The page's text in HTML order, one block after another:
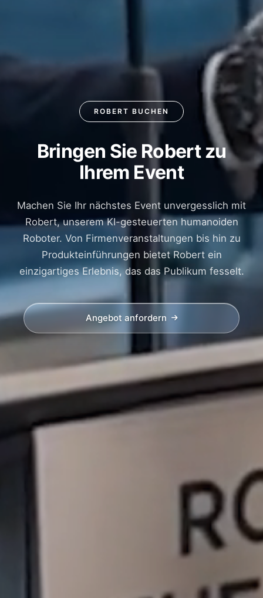
ROBERT BUCHEN
Buchen
den
Roboter
Bringen Sie Robert zu
Ihrem Event
Machen Sie Ihr nächstes Event unvergesslich mit
Robert, unserem KI-gesteuerten humanoiden
Roboter. Von Firmenveranstaltungen bis hin zu
Produkteinführungen bietet Robert ein
einzigartiges Erlebnis, das das Publikum fesselt.
Angebot anfordern